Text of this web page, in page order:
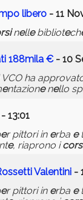
libero - 11
nellebibliotech
188mila €- 10
VCO ha
entazionenello
13:01
er pittori in erba e
e, riaprono i
etti Valentini -
er pittori in erba e